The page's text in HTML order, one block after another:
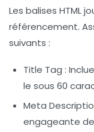
Les balises HTML
référencement.
suivants :
Title Tag :
le sous 60
Meta
engageante de